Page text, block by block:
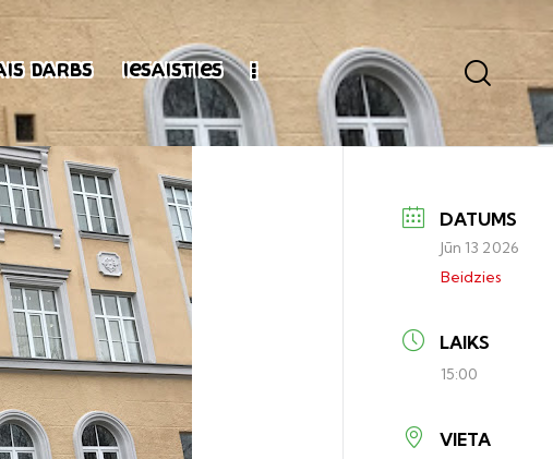
darbs Iesaisties
DATUMS
Jūn 13 2026
Beidzies
LAIKS
15:00
VIETA